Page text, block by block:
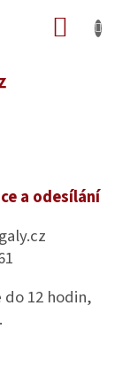
a odesílání
12 hodin,